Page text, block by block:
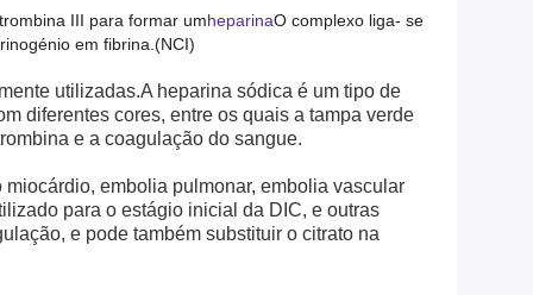
III para formar umheparinaO complexo liga- se
em fibrina.(NCI)
utilizadas.A heparina sódica é um tipo de
diferentes cores, entre os quais a tampa verde
e a coagulação do sangue.
embolia pulmonar, embolia vascular
para o estágio inicial da DIC, e outras
e pode também substituir o citrato na